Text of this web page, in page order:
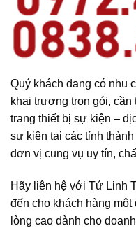
Quý khách đang có nhu
khai trương trọn gói,
trang thiết bị sự kiện –
sự kiện tại các tỉnh
đơn vị cung vụ uy tín,
Hãy liên hệ với Tứ Linh
đến cho khách hàng
lòng cao dành cho